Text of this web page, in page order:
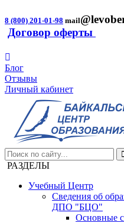
8 (800) 201-01-98 mail
Договор оферты
Блог
Отзывы
Личный кабинет
РАЗДЕЛЫ
Учебный Центр
Сведения об
ДПО "БЦО"
Основные